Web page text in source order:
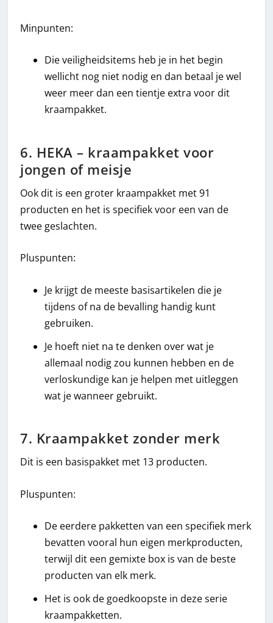
Minpunten:
Die veiligheidsitems heb je in het begin
wellicht nog niet nodig en dan betaal je wel
weer meer dan een tientje extra voor dit
kraampakket.
6. HEKA – kraampakket voor
jongen of meisje
Ook dit is een groter kraampakket met 91
producten en het is specifiek voor een van de
twee geslachten.
Pluspunten:
Je krijgt de meeste basisartikelen die je
tijdens of na de bevalling handig kunt
gebruiken.
Je hoeft niet na te denken over wat je
allemaal nodig zou kunnen hebben en de
verloskundige kan je helpen met uitleggen
wat je wanneer gebruikt.
7. Kraampakket zonder merk
Dit is een basispakket met 13 producten.
Pluspunten:
De eerdere pakketten van een specifiek merk
bevatten vooral hun eigen merkproducten,
terwijl dit een gemixte box is van de beste
producten van elk merk.
Het is ook de goedkoopste in deze serie
kraampakketten.